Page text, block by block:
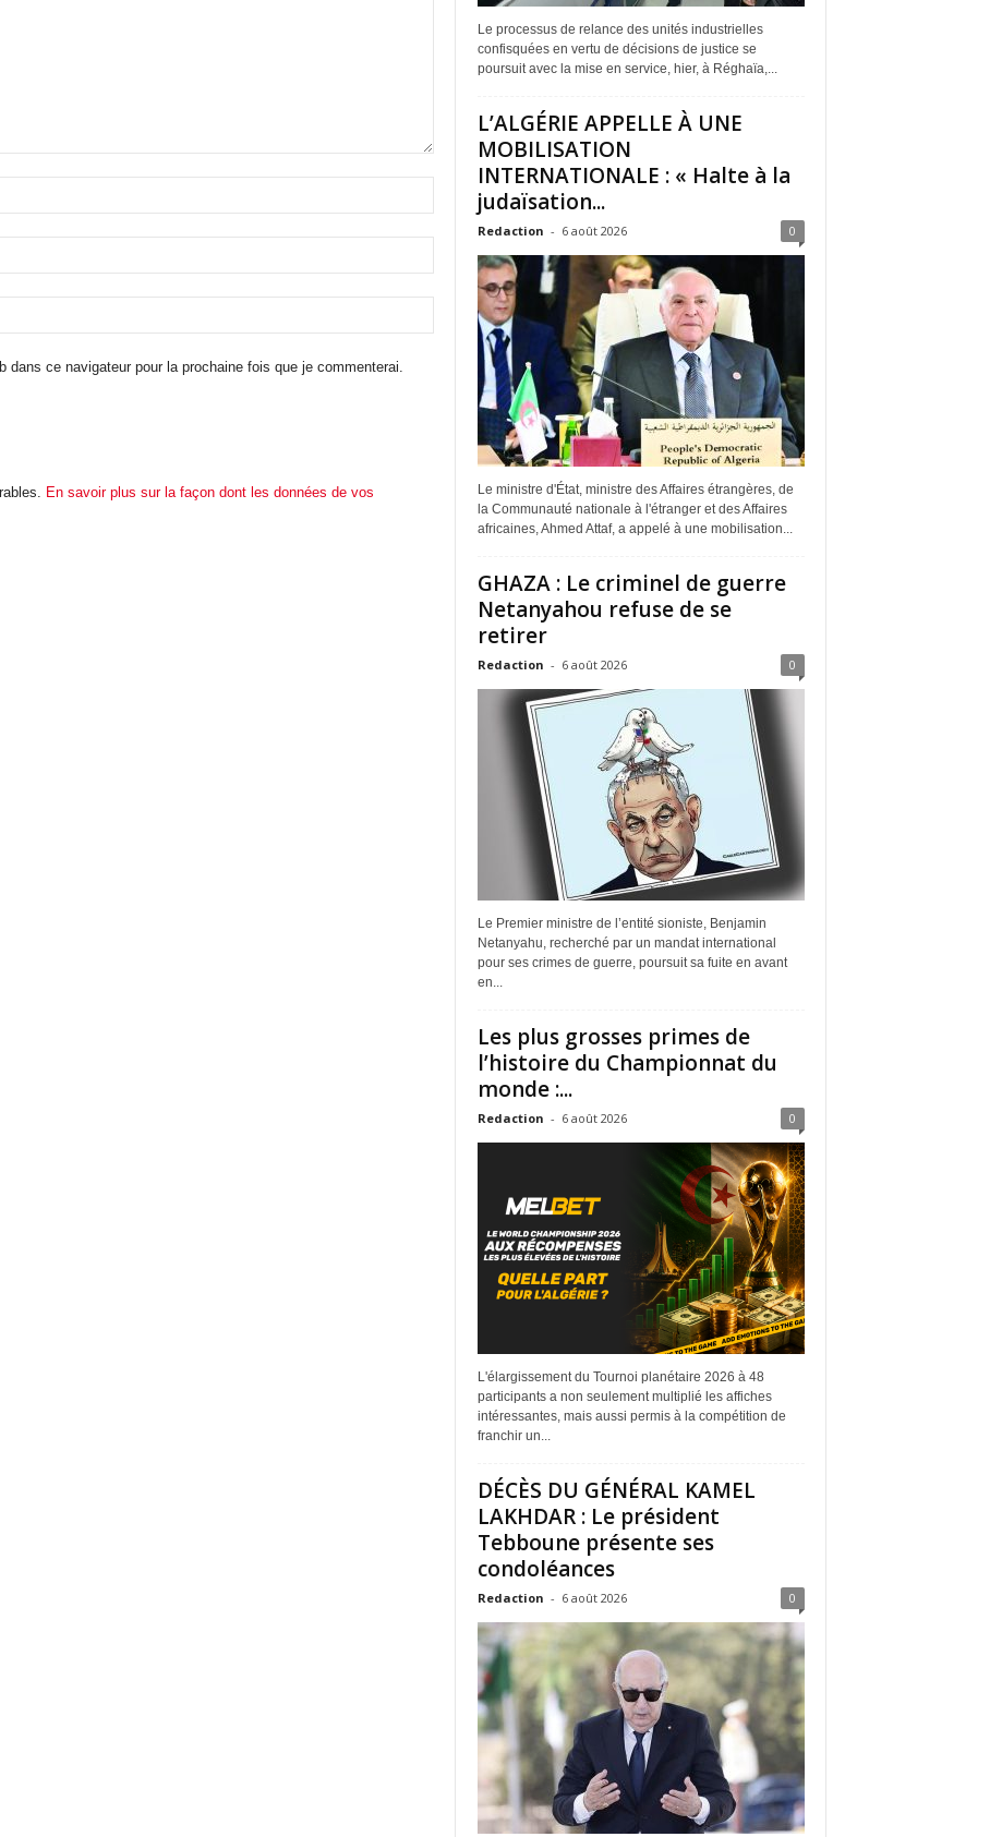
dans ce navigateur pour la prochaine fois que je commenterai.
En savoir plus sur la façon dont les données de vos
Le processus de relance des unités industrielles
confisquées en vertu de décisions de justice se
poursuit avec la mise en service, hier, à Réghaïa,...
L’ALGÉRIE APPELLE À UNE
MOBILISATION
INTERNATIONALE : « Halte à la
judaïsation...
Redaction - 6 août 2026 0
Le ministre d'État, ministre des Affaires étrangères, de
la Communauté nationale à l'étranger et des Affaires
africaines, Ahmed Attaf, a appelé à une mobilisation...
GHAZA : Le criminel de guerre
Netanyahou refuse de se
retirer
Redaction - 6 août 2026 0
Le Premier ministre de l’entité sioniste, Benjamin
Netanyahu, recherché par un mandat international
pour ses crimes de guerre, poursuit sa fuite en avant
en...
Les plus grosses primes de
l’histoire du Championnat du
monde :...
Redaction - 6 août 2026 0
L'élargissement du Tournoi planétaire 2026 à 48
participants a non seulement multiplié les affiches
intéressantes, mais aussi permis à la compétition de
franchir un...
DÉCÈS DU GÉNÉRAL KAMEL
LAKHDAR : Le président
Tebboune présente ses
condoléances
Redaction - 6 août 2026 0